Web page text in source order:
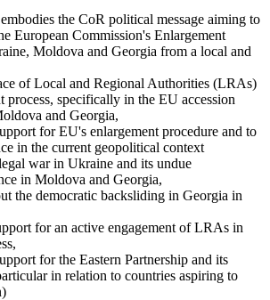
the CoR political message aiming to
European Commission's Enlargement
Moldova and Georgia from a local and
of Local and Regional Authorities (LRAs)
process, specifically in the EU accession
and Georgia,
for EU's enlargement procedure and to
in the current geopolitical context
war in Ukraine and its undue
in Moldova and Georgia,
the democratic backsliding in Georgia in
for an active engagement of LRAs in
for the Eastern Partnership and its
in relation to countries aspiring to